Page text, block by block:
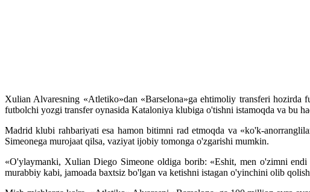
Xulian Alvaresning «Atletiko»dan «Barselona»ga ehtimoliy transferi
futbolchi yozgi transfer oynasida Kataloniya klubiga o'tishni istamoqda va bu
Madrid klubi rahbariyati esa hamon bitimni rad etmoqda va «ko'k-
Simeonega murojaat qilsa, vaziyat ijobiy tomonga o'zgarishi mumkin.
«O'ylaymanki, Xulian Diego Simeone oldiga borib: «Eshit, men o'zimni
murabbiy kabi, jamoada baxtsiz bo'lgan va ketishni istagan o'yinchini olib